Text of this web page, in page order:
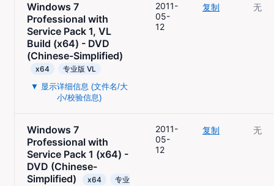
Windows 7
Professional with
Service Pack 1, VL
Build (x64) - DVD
(Chinese-Simplified)
x64
专业版 VL
▼ 显示详细信息 (文件名/大
小/校验信息)
2011-
05-
12
复制 无
Windows 7
Professional with
Service Pack 1 (x64) -
DVD (Chinese-
Simplified)
x64
专业
2011-
05-
12
复制 无